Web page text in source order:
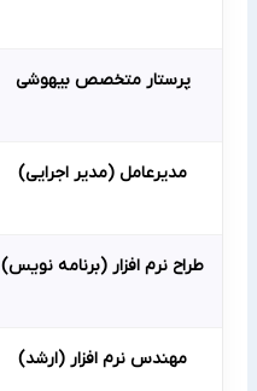
پرستار متخصص بیهوشی
مدیرعامل (مدیر اجرایی)
طراح نرم افزار (برنامه نویس)
مهندس نرم افزار (ارشد)